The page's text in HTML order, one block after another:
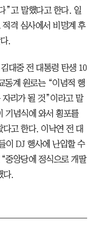
”고 말했다고 한다. 일
격 심사에서 비명계 후
.
대중 전 대통령 탄생 10
동계 원로는 “이념적 행
리가 될 것”이라고 말
기념식에 와서 횡포를
고 한다. 이낙연 전 대
이 DJ 행사에 난입할 수
중앙당에 정식으로 개딸
다.